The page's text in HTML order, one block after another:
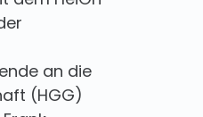
an die
(HGG)